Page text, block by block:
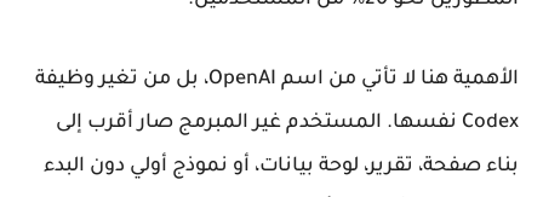
الأهمية هنا لا تأتي من اسم OpenAI، بل من تغير وظيفة
Codex نفسها. المستخدم غير المبرمج صار أقرب إلى
بناء صفحة، تقرير، لوحة بيانات، أو نموذج أولي دون البدء